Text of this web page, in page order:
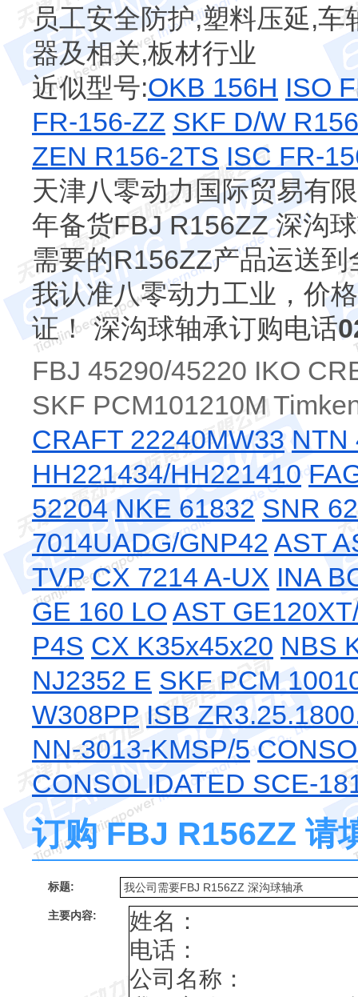
员工安全防护,塑料压延,
器及相关,板材行业
近似型号:OKB 156H ISO
FR-156-ZZ SKF D/W R156
ZEN R156-2TS ISC FR-
天津八零动力国际贸易有
年备货FBJ R156ZZ 深沟
需要的R156ZZ产品运送
我认准八零动力工业，价
证！ 深沟球轴承订购电话
FBJ 45290/45220 IKO
SKF PCM101210M
CRAFT 22240MW33 NTN
HH221434/HH221410
52204 NKE 61832 SNR
7014UADG/GNP42 AST
TVP CX 7214 A-UX INA
GE 160 LO AST
P4S CX K35x45x20 NBS
NJ2352 E SKF PCM
W308PP ISB
NN-3013-KMSP/5
CONSOLIDATED SCE-
订购 FBJ R156ZZ 请
标题:
主要内容: